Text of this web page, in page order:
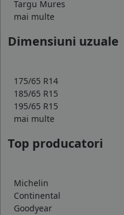
Targu Mures
mai multe
Dimensiuni uzuale
175/65 R14
185/65 R15
195/65 R15
mai multe
Top producatori
Michelin
Continental
Goodyear